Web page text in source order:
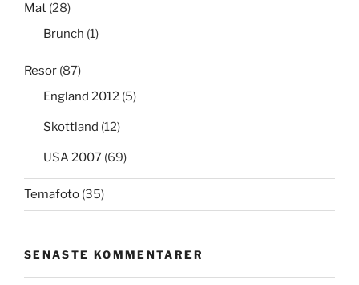
Mat (28)
Brunch (1)
Resor (87)
England 2012 (5)
Skottland (12)
USA 2007 (69)
Temafoto (35)
SENASTE KOMMENTARER